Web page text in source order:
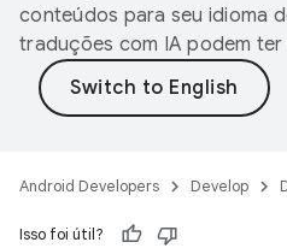
conteúdos para seu idioma
traduções com IA podem ter
Android Developers Develop
Isso foi útil?